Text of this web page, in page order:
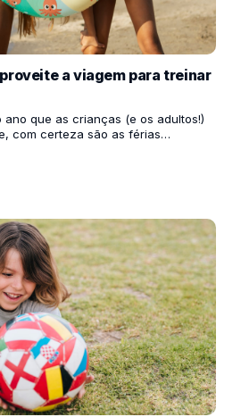
a viagem para treinar
ano que as crianças (e os adultos!)
com certeza são as férias
uns dias, se divertir e, acima de
aos nossos filhos que o
apenas olhando para a lous